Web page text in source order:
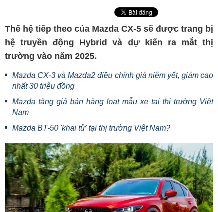
Thế hệ tiếp theo của Mazda CX-5 sẽ được trang bị
hệ truyền động Hybrid và dự kiến ra mắt thị
trường vào năm 2025.
Mazda CX-3 và Mazda2 điều chỉnh giá niêm yết, giảm cao
nhất 30 triệu đồng
Mazda tăng giá bán hàng loạt mẫu xe tại thị trường Việt
Nam
Mazda BT-50 'khai tử' tại thị trường Việt Nam?